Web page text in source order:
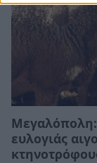
ευλογιάς